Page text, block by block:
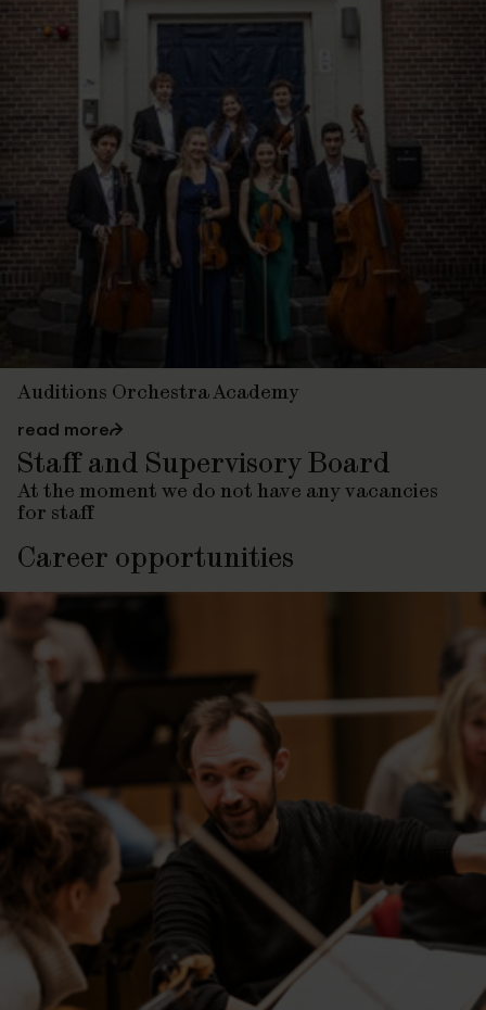
Auditions Orchestra Academy
read more⮫
Staff and Supervisory Board
At the moment we do not have any vacancies
for staff
Career opportunities